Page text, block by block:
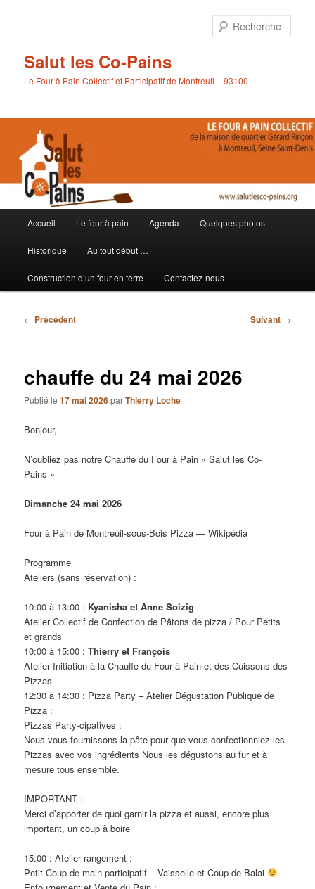
Salut les Co-Pains
Le Four à Pain Collectif et Participatif de Montreuil – 93100
principal
Accueil Le four à pain Agenda Quelques photos
Historique Au tout début …
Construction d’un four en terre Contactez-nous
Navigation
← Précédent Suivant →
chauffe du 24 mai 2026
Publié le17 mai 2026parThierry Loche
Bonjour,
N’oubliez pas notre Chauffe du Four à Pain « Salut les Co-
Pains »
Dimanche 24 mai 2026
Four à Pain de Montreuil-sous-Bois Pizza — Wikipédia
Programme
Ateliers (sans réservation) :
10:00 à 13:00 : Kyanisha et Anne Soizig
Atelier Collectif de Confection de Pâtons de pizza / Pour Petits
et grands
10:00 à 15:00 :Thierry et François
Atelier Initiation à la Chauffe du Four à Pain et des Cuissons des
Pizzas
12:30 à 14:30 : Pizza Party – Atelier Dégustation Publique de
Pizza :
Pizzas Party-cipatives :
Nous vous fournissons la pâte pour que vous confectionniez les
Pizzas avec vos ingrédients Nous les dégustons au fur et à
mesure tous ensemble.
IMPORTANT :
Merci d’apporter de quoi garnir la pizza et aussi, encore plus
important, un coup à boire
15:00 : Atelier rangement :
Petit Coup de main participatif – Vaisselle et Coup de Balai